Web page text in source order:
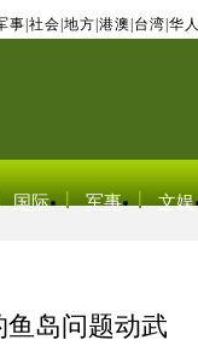
事 社会 地方 港澳 台湾 华人
国际 军事 文娱
岛问题动武